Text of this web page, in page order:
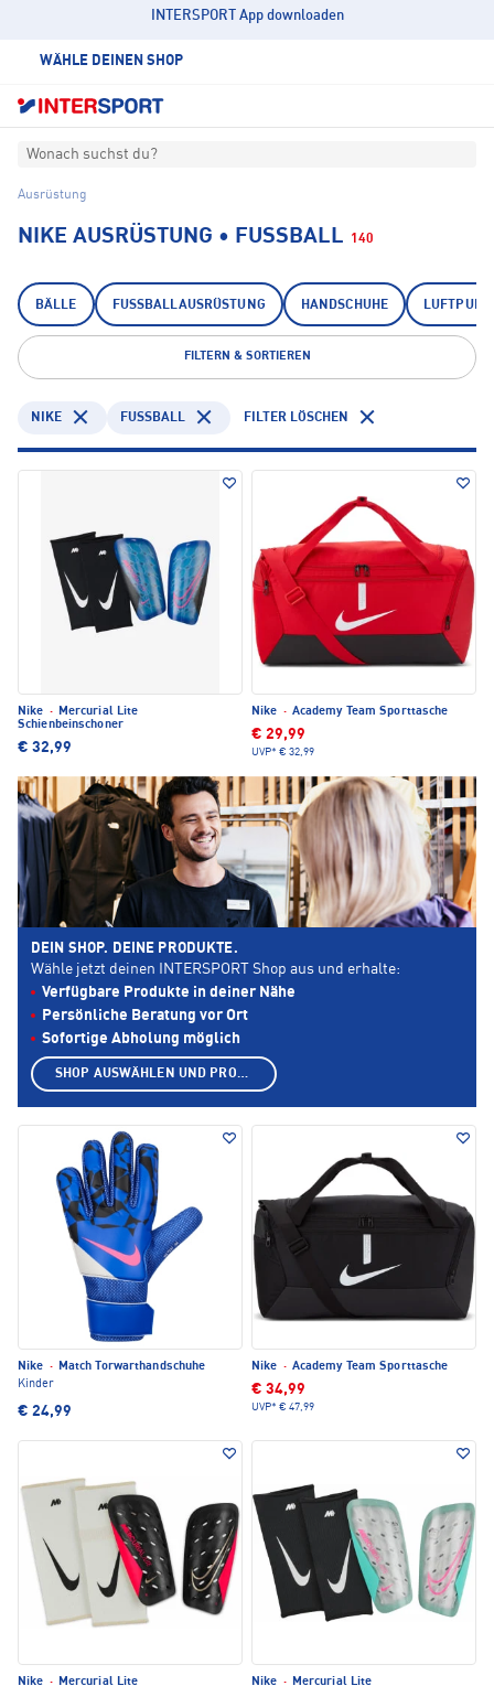
INTERSPORT App downloaden
WÄHLE DEINEN SHOP
Wonach suchst du?
Ausrüstung
NIKE AUSRÜSTUNG • FUSSBALL 140
BÄLLE FUSSBALLAUSRÜSTUNG HANDSCHUHE
FILTERN & SORTIEREN
NIKE FUSSBALL FILTER LÖSCHEN
Nike ·
Mercurial Lite
Schienbeinschoner
€ 32,99
Nike · Academy Team Sporttasche
€ 29,99
UVP* € 32,99
Nike · Match Torwarthandschuhe
Kinder
€ 24,99
Nike · Academy Team Sporttasche
€ 34,99
UVP* € 47,99
Nike · Mercurial Lite
Nike · Mercurial Lite
DEIN SHOP. DEINE PRODUKTE.
Wähle jetzt deinen INTERSPORT Shop aus und erhalte:
Verfügbare Produkte in deiner Nähe
Persönliche Beratung vor Ort
Sofortige Abholung möglich
SHOP AUSWÄHLEN UND PRODUKTE ANZEIGEN